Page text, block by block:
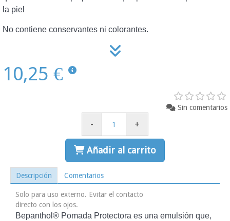
la piel
No contiene conservantes ni colorantes.
10,25 €
Sin comentarios
- +
Añadir al carrito
Descripción Comentarios
Solo para uso externo. Evitar el contacto
directo con los ojos.
Bepanthol® Pomada Protectora es una emulsión que,